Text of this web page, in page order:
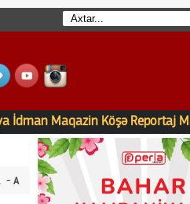
İdman Maqazin Köşə Reportaj
- A